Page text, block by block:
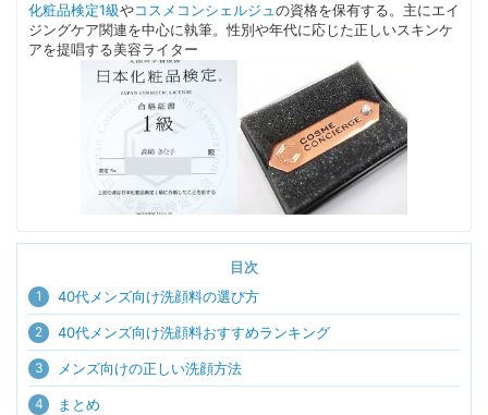
化粧品検定1級やコスメコンシェルジュの資格を保有する。主にエイ
ジングケア関連を中心に執筆。性別や年代に応じた正しいスキンケ
アを提唱する美容ライター
目次
1 40代メンズ向け洗顔料の選び方
2 40代メンズ向け洗顔料おすすめランキング
3 メンズ向けの正しい洗顔方法
4 まとめ